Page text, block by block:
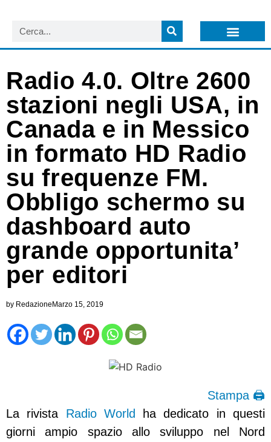
Radio 4.0. Oltre 2600
stazioni negli USA, in
Canada e in Messico
in formato HD Radio
su frequenze FM.
Obbligo schermo su
dashboard auto
grande opportunita’
per editori
by Redazione Marzo 15, 2019
Stampa 🖨
La rivista Radio World ha dedicato in questi
giorni ampio spazio allo sviluppo nel Nord